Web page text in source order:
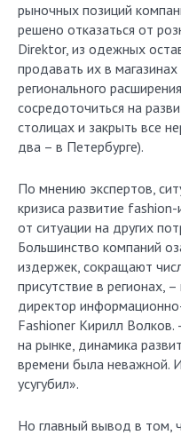
рыночных позиций
решено отказаться от
Direktor, из одежных
продавать их в
регионального
сосредоточиться на
столицах и закрыть все
два – в Петербурге).
По мнению экспертов,
кризиса развитие
от ситуации на других
Большинство компаний
издержек, сокращают
присутствие в регионах,
директор
Fashioner Кирилл
на рынке, динамика
времени была неважной.
усугубил».
Но главный вывод в том,